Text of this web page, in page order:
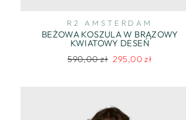
R2 AMSTERDAM
BEŻOWA KOSZULA W BRĄZOWY
KWIATOWY DESEŃ
Regularna
590,00 zł Cena
295,00 zł